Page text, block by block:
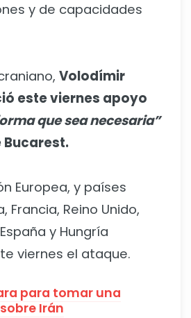
y de capacidades
Volodímir
este viernes apoyo
que sea necesaria”
Bucarest.
Europea, y países
Francia, Reino Unido,
y Hungría
viernes el ataque.
para tomar una
Irán